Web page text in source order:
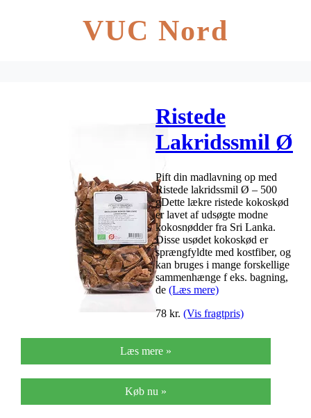
VUC Nord
Ristede
Lakridssmil Ø
– 500 g
Pift din madlavning op med
Ristede lakridssmil Ø – 500
gDette lækre ristede kokoskød
er lavet af udsøgte modne
kokosnødder fra Sri Lanka.
Disse usødet kokoskød er
sprængfyldte med kostfiber, og
kan bruges i mange forskellige
sammenhænge f eks. bagning,
de (Læs mere)
78 kr. (Vis fragtpris)
Læs mere »
Køb nu »